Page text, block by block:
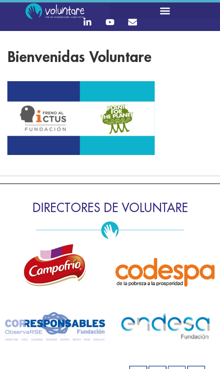
Bienvenidas Voluntare
DIRECTORES DE VOLUNTARE